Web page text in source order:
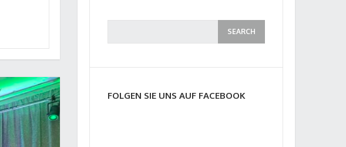
FOLGEN SIE UNS AUF FACEBOOK